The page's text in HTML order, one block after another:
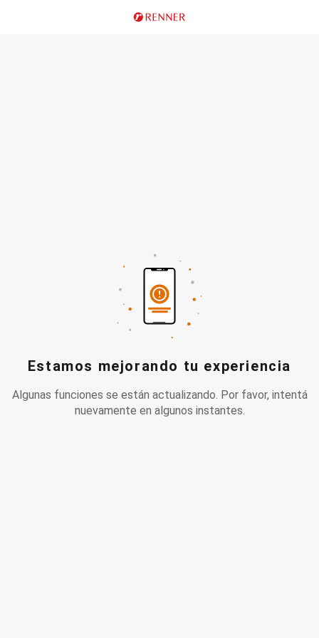
Estamos mejorando tu experiencia
Algunas funciones se están actualizando. Por favor, intentá
nuevamente en algunos instantes.